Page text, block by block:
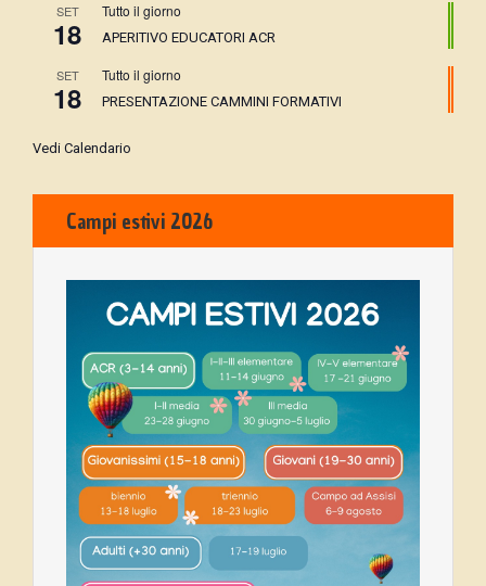
SET
18
Tutto il giorno
APERITIVO EDUCATORI ACR
SET
18
Tutto il giorno
PRESENTAZIONE CAMMINI FORMATIVI
Vedi Calendario
Campi estivi 2026